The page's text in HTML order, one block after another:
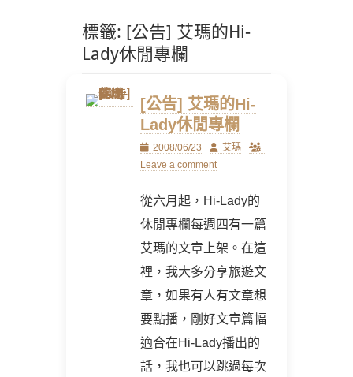
標籤: [公告] 艾瑪的Hi-
Lady休閒專欄
[公告] 艾瑪的Hi-
Lady休閒專欄
Posted
on
2008/06/23 Author
艾瑪
Leave a comment
從六月起，Hi-Lady的
休閒專欄每週四有一篇
艾瑪的文章上架。在這
裡，我大多分享旅遊文
章，如果有人有文章想
要點播，剛好文章篇幅
適合在Hi-Lady播出的
話，我也可以跳過每次